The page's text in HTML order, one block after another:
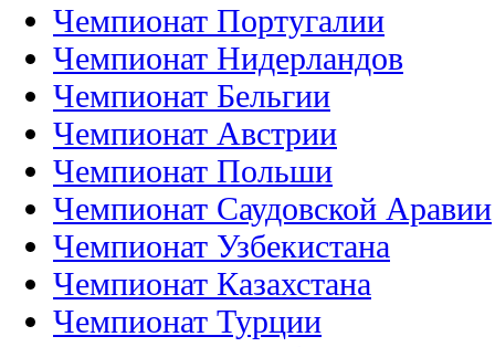
Чемпионат Португалии
Чемпионат Нидерландов
Чемпионат Бельгии
Чемпионат Австрии
Чемпионат Польши
Чемпионат Саудовской Аравии
Чемпионат Узбекистана
Чемпионат Казахстана
Чемпионат Турции